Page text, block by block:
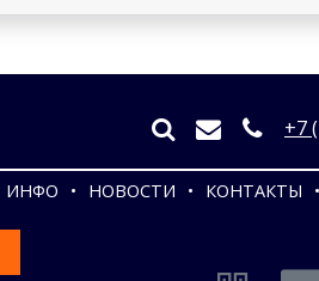
+7 (
ИНФО НОВОСТИ КОНТАКТЫ